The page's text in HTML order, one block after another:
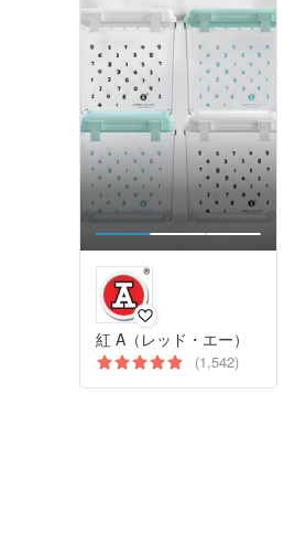
紅 A（レッド・エー）
(1,542)